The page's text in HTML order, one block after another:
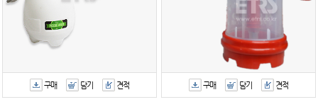
구매 담기 견적 구매 담기 견적